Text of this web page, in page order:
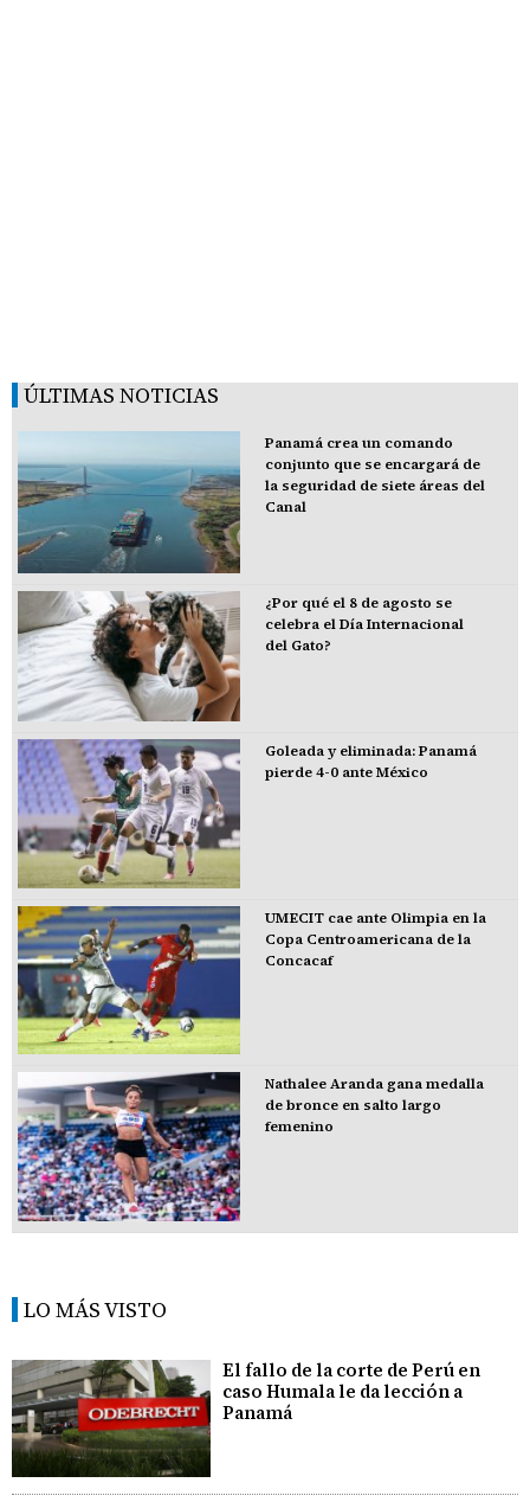
ÚLTIMAS NOTICIAS
Panamá crea un comando
conjunto que se encargará de
la seguridad de siete áreas del
Canal
¿Por qué el 8 de agosto se
celebra el Día Internacional
del Gato?
Goleada y eliminada: Panamá
pierde 4-0 ante México
UMECIT cae ante Olimpia en la
Copa Centroamericana de la
Concacaf
Nathalee Aranda gana medalla
de bronce en salto largo
femenino
LO MÁS VISTO
El fallo de la corte de Perú en
caso Humala le da lección a
Panamá